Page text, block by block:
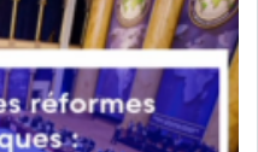
LOGISTIQUE ET
TRANSPORT
TOURSIME